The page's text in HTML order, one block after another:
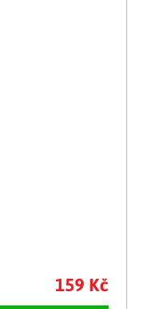
159 Kč